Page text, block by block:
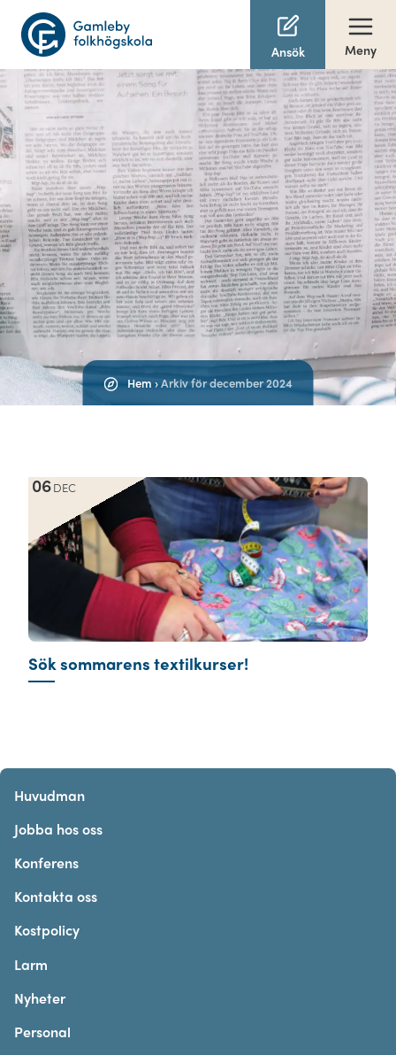
Ansök Meny
Hem›Arkiv för december 2024
06DEC
Sök sommarens textilkurser!
Huvudman
Jobba hos oss
Konferens
Kontakta oss
Kostpolicy
Larm
Nyheter
Personal